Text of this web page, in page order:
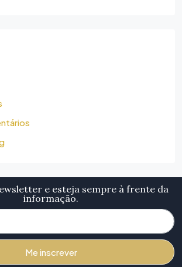
e esteja sempre à frente da
informação.
Me inscrever